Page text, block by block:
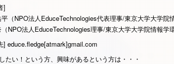
]
（NPO法人EduceTechnologies代表理事/東京大学大学院
NPO法人EduceTechnologies理事/東京大学大学院情報学
] educe.fledge[atmark]gmail.com
たい！という方、興味があるという方は・・・